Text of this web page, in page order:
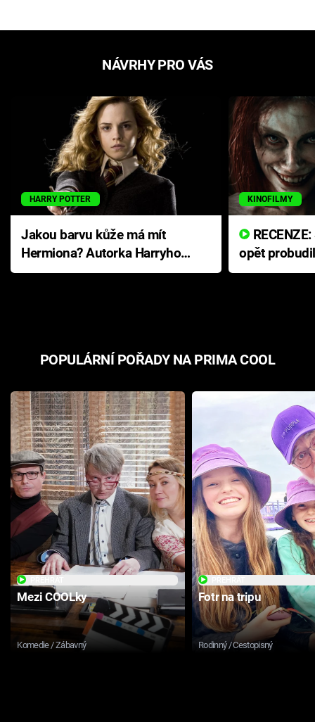
NÁVRHY PRO VÁS
HARRY POTTER
Jakou barvu kůže má mít
Hermiona? Autorka Harryho
Pottera přišla s ráznou
KINOFILMY
opět
přichází s
POPULÁRNÍ POŘADY NA PRIMA COOL
Mezi COOLky
Komedie / Zábavný
Fotr na tripu
Rodinný / Cestopisný